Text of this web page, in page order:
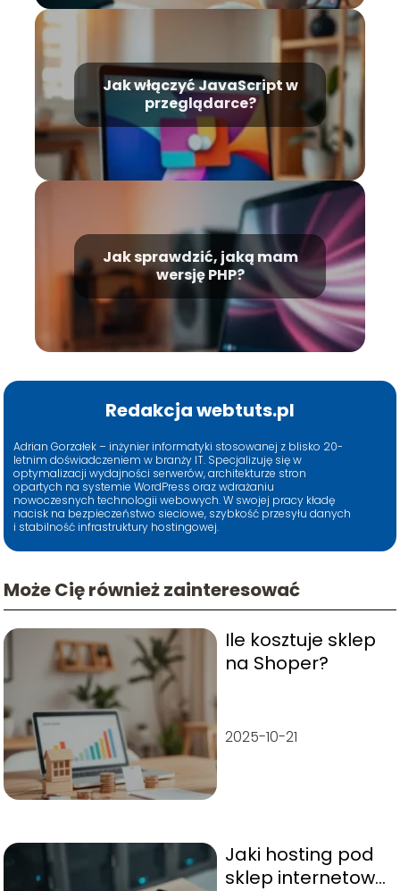
Jak włączyć JavaScript w
przeglądarce?
Jak sprawdzić, jaką mam
wersję PHP?
Redakcja webtuts.pl
Adrian Gorzałek – inżynier informatyki stosowanej z blisko 20-
letnim doświadczeniem w branży IT. Specjalizuję się w
optymalizacji wydajności serwerów, architekturze stron
opartych na systemie WordPress oraz wdrażaniu
nowoczesnych technologii webowych. W swojej pracy kładę
nacisk na bezpieczeństwo sieciowe, szybkość przesyłu danych
i stabilność infrastruktury hostingowej.
Może Cię również zainteresować
Ile kosztuje sklep
na Shoper?
2025-10-21
Jaki hosting pod
sklep internetowy